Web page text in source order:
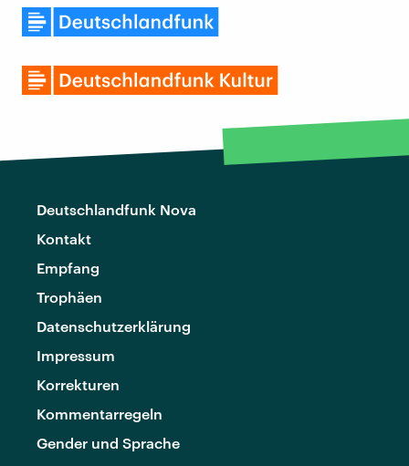
Deutschlandfunk Nova
Kontakt
Empfang
Trophäen
Datenschutzerklärung
Impressum
Korrekturen
Kommentarregeln
Gender und Sprache